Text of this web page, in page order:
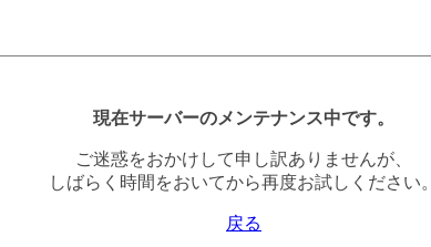
現在サーバーのメンテナンス中です。
ご迷惑をおかけして申し訳ありませんが、
しばらく時間をおいてから再度お試しください。
戻る